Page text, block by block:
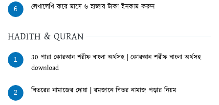
6 লেখালেখি করে মাসে ৬ হাজার টাকা ইনকাম করুন
HADITH & QURAN
1
30 পারা কোরআন শরীফ বাংলা অর্থসহ | কোরআন শরীফ বাংলা অর্থসহ
download
2 বিতরের নামাজের দোয়া | রমজানে বিতর নামাজ পড়ার নিয়ম